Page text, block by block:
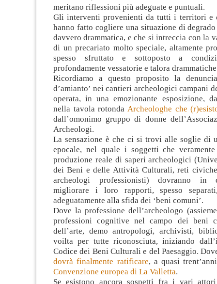
meritano riflessioni più adeguate e puntuali.
Gli interventi provenienti da tutti i territori e
hanno fatto cogliere una situazione di degrado
davvero drammatica, e che si intreccia con la
di un precariato molto speciale, altamente
spesso sfruttato e sottoposto a
profondamente vessatorie e talora
Ricordiamo a questo proposito la
d’amianto’ nei cantieri archeologici campani
operata, in una emozionante esposizione,
nella tavola rotonda Archeologhe che
dall’omonimo gruppo di donne
Archeologi.
La sensazione è che ci si trovi alle soglie di
epocale, nel quale i soggetti che
produzione reale di saperi archeologici
dei Beni e delle Attività Culturali, reti
archeologi professionisti) dovranno in
migliorare i loro rapporti, spesso
adeguatamente alla sfida dei ‘beni comuni’.
Dove la professione dell’archeologo
professioni cognitive nel campo dei beni
dell’arte, demo antropologi, archivisti,
voilta per tutte riconosciuta, iniziando
Codice dei Beni Culturali e del Paesaggio.
dovrà finalmente ratificare, a quasi
Convenzione europea di La Valletta.
Se esistono ancora sospetti fra i vari